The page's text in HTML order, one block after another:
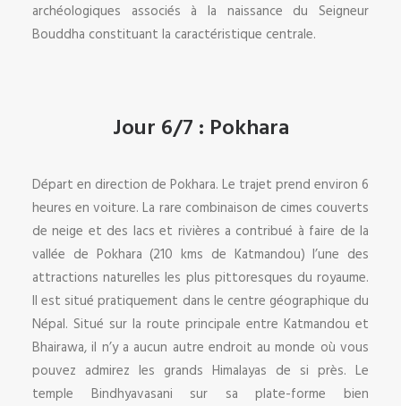
archéologiques associés à la naissance du Seigneur
Bouddha constituant la caractéristique centrale.
Jour 6/7 : Pokhara
Départ en direction de Pokhara. Le trajet prend environ 6
heures en voiture. La rare combinaison de cimes couverts
de neige et des lacs et rivières a contribué à faire de la
vallée de Pokhara (210 kms de Katmandou) l’une des
attractions naturelles les plus pittoresques du royaume.
Il est situé pratiquement dans le centre géographique du
Népal. Situé sur la route principale entre Katmandou et
Bhairawa, il n’y a aucun autre endroit au monde où vous
pouvez admirez les grands Himalayas de si près. Le
temple Bindhyavasani sur sa plate-forme bien